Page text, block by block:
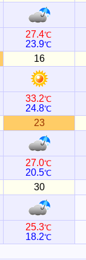
27.4℃
23.9℃
16
33.2℃
24.8℃
23
27.0℃
20.5℃
30
25.3℃
18.2℃